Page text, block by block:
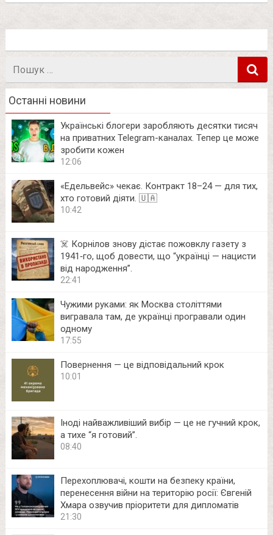
Останні новини
Українські блогери заробляють десятки тисяч
на приватних Telegram-каналах. Тепер це може
зробити кожен
12:06
«Едельвейс» чекає. Контракт 18–24 — для тих,
хто готовий діяти. 🇺🇦
10:42
☠️ Корнілов знову дістає пожовклу газету з
1941‑го, щоб довести, що “українці — нацисти
від народження”.
22:41
Чужими руками: як Москва століттями
вигравала там, де українці програвали один
одному
17:55
Повернення — це відповідальний крок
10:01
Іноді найважливіший вибір — це не гучний крок,
а тихе “я готовий”.
08:40
Перехоплювачі, кошти на безпеку країни,
перенесення війни на територію росії: Євгеній
Хмара озвучив пріоритети для дипломатів
21:30